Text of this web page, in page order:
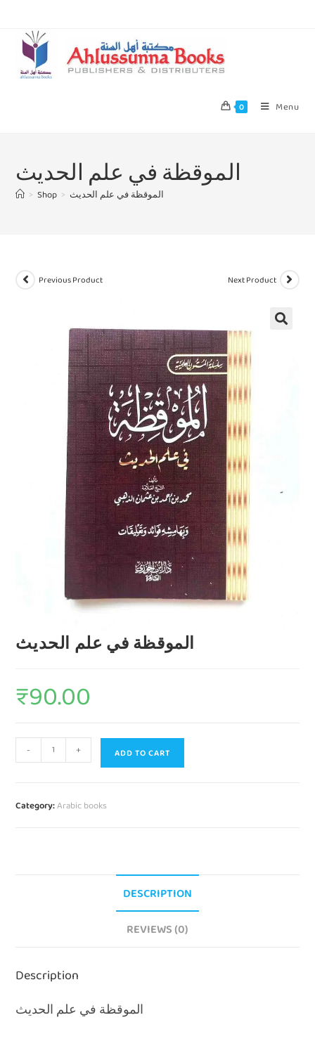
0 Menu
الموقظة في علم الحديث
> Shop > الموقظة في علم الحديث
Previous Product Next Product
الموقظة في علم الحديث
₹90.00
- + ADD TO CART
Category:Arabic books
DESCRIPTION
REVIEWS (0)
Description
الموقظة في علم الحديث